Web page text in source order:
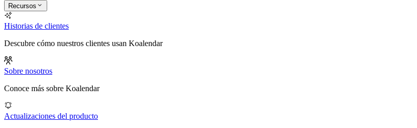
Recursos
Historias de clientes
Descubre cómo nuestros clientes usan Koalendar
Sobre nosotros
Conoce más sobre Koalendar
Actualizaciones del producto